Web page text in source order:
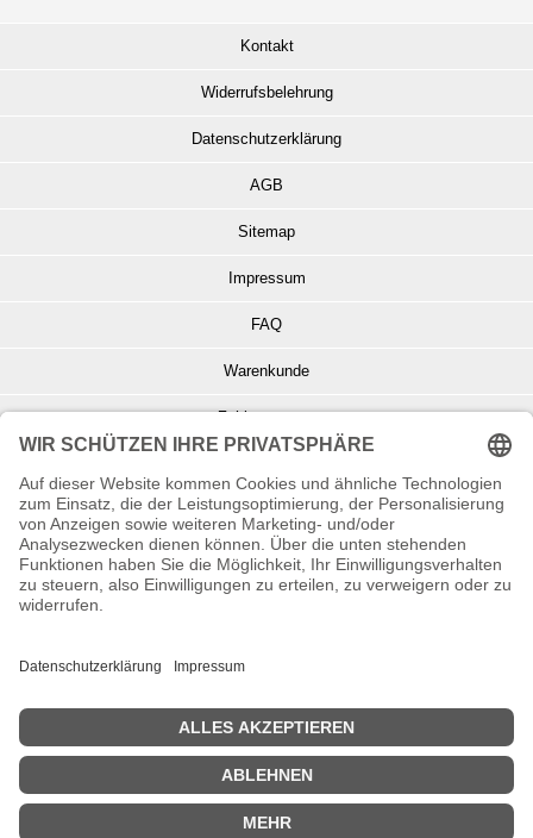
Kontakt
Widerrufsbelehrung
Datenschutzerklärung
AGB
Sitemap
Impressum
FAQ
Warenkunde
Zahlungsarten
Info zu Elektro- u. Elektronikgeräten
Batterieentsorgung
Informationen zur Echtheit von Kundenbewertungen
© Copyright 2026 Wohnambiente-Shop